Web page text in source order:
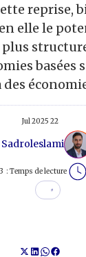
reprise,
elle le
basées
22 Jul 2025
Sadroleslami
Temps de lecture :
3